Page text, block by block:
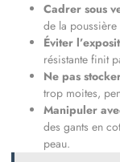
Cadrer sous
de la
Éviter
résistante finit
Ne pas
trop moites,
Manipuler
des gants en
peau.